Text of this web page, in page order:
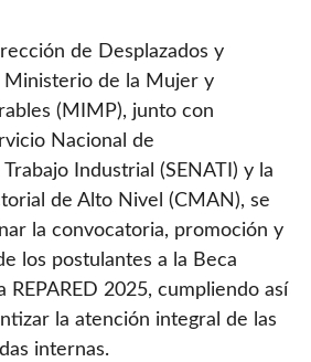
de Desplazados y
Ministerio de la Mujer y
(MIMP), junto con
Nacional de
Industrial (SENATI) y la
de Alto Nivel (CMAN), se
la convocatoria, promoción y
los postulantes a la Beca
REPARED 2025, cumpliendo así
la atención integral de las
internas.